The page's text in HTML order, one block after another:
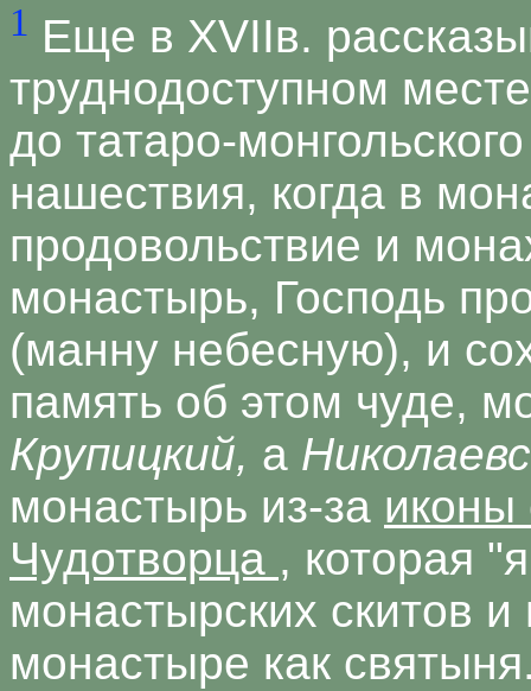
1 Еще в ХVIIв.
труднодоступном
до татаро-
нашествия, когда в
продовольствие и
монастырь, Господь
(манну небесную), и
память об этом чуде,
Крупицкий, а
монастырь из-за иконы
Чудотворца , которая
монастырских скитов
монастыре как